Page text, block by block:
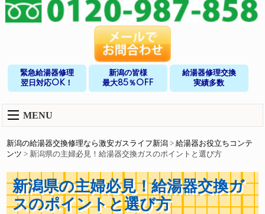
緊急給湯器修理
翌日対応OK！
新潟の皆様
最大85％OFF
給湯器修理交換
実績多数
MENU
新潟の給湯器交換修理なら激安ガスライフ新潟 >給湯器お役立ちコンテ
ンツ > 新潟県の主婦必見！給湯器交換ガスのポイントと選び方
新潟県の主婦必見！給湯器交換ガ
スのポイントと選び方